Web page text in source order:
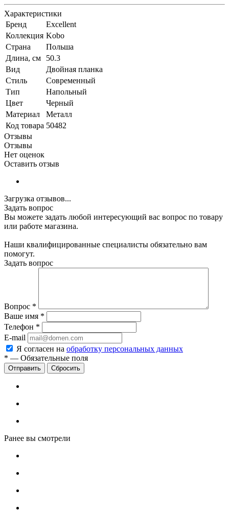
Характеристики
Бренд
Excellent
Коллекция Kobo
Страна
Польша
Длина, см
50.3
Вид
Двойная планка
Стиль
Современный
Тип
Напольный
Цвет
Черный
Материал
Металл
Код товара 50482
Отзывы
Отзывы
Нет оценок
Оставить отзыв
Загрузка отзывов...
Задать вопрос
Вы можете задать любой интересующий вас вопрос по товару
или работе магазина.
Наши квалифицированные специалисты обязательно вам
помогут.
Задать вопрос
Вопрос *
Ваше имя *
Телефон *
E-mail
Я согласен на обработку персональных данных
* — Обязательные поля
Сбросить
Ранее вы смотрели